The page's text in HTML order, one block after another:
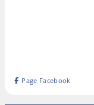
Page Facebook